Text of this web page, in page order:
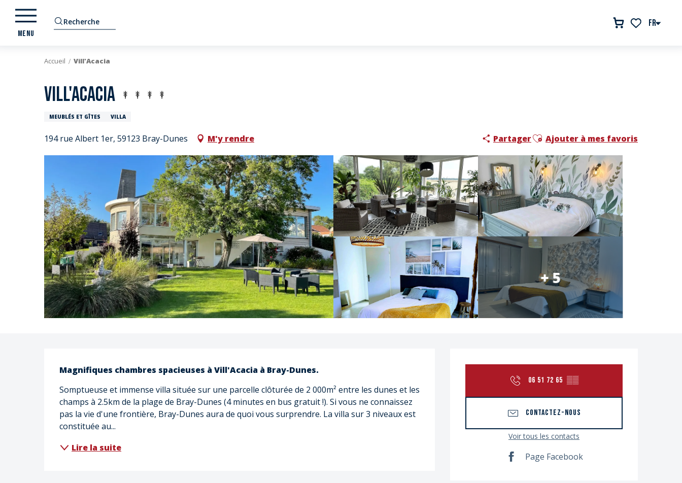
Aller
contenu
FR
Recherche
MENU
Accueil Vill'Acacia
Vill'Acacia
MEUBLÉS ET GÎTES VILLA
194 rue Albert 1er, 59123 Bray-Dunes M'y rendre PartagerAjouter aux favoris
Ajouter à mes favoris
+ 5
Ouverture et
06 51 72 65 ▒▒
CONTACTEZ-NOUS
Voir tous les contacts
Page Facebook
Description
Magnifiques chambres spacieuses à Vill'Acacia à Bray-Dunes.
Somptueuse et immense villa située sur une parcelle clôturée de 2 000m² entre les dunes et les
champs à 2.5km de la plage de Bray-Dunes (4 minutes en bus gratuit !). Si vous ne connaissez
pas la vie d'une frontière, Bray-Dunes aura de quoi vous surprendre. La villa sur 3 niveaux est
constituée au...
Lire la suite